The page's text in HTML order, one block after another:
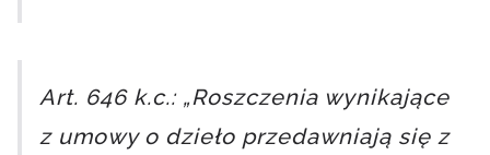
Art. 646 k.c.: „Roszczenia wynikające
z umowy o dzieło przedawniają się z